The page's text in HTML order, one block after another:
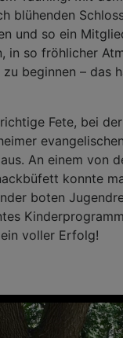
blühenden
und so ein
in so fröhlicher
beginnen – das
Fete, bei
An einem von
konnte
boten
voller Erfolg!